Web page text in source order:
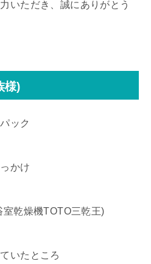
いただき、誠にありがとう
様)
ック
かけ
乾燥機TOTO三乾王)
いたところ